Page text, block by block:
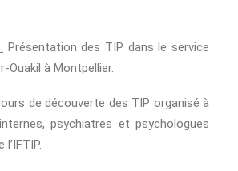
Présentation des TIP dans le service
Ouakil à Montpellier.
de découverte des TIP organisé à
psychiatres et psychologues